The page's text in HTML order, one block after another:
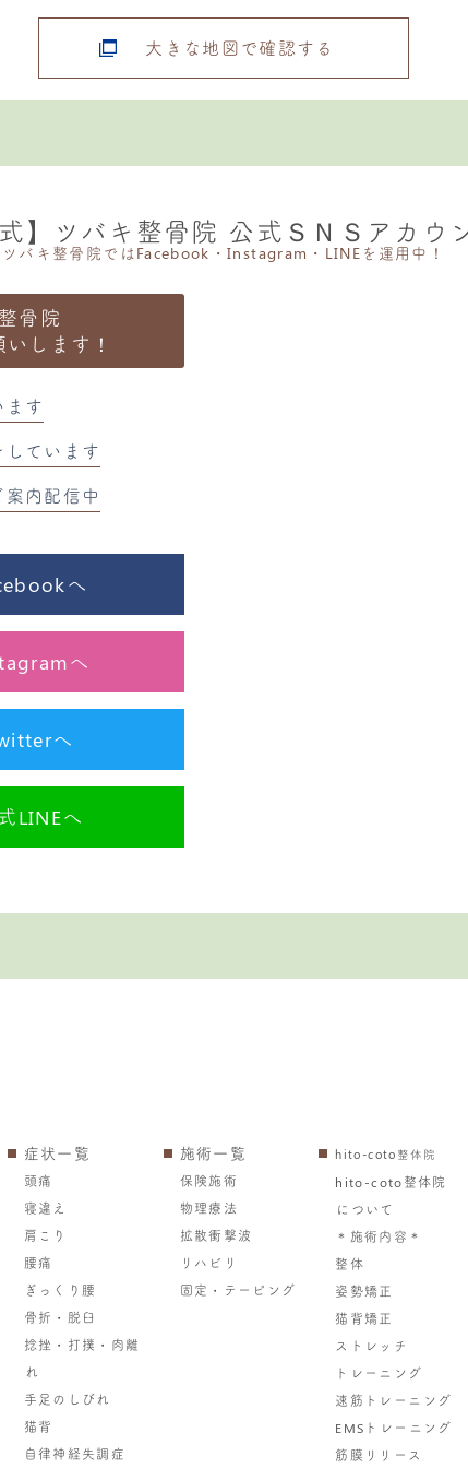
大きな地図で確認する
式】ツバキ整骨院 公式ＳＮＳアカウ
ツバキ整骨院ではFacebook・Instagram・LINEを運用中！
骨院
します！
す
ています
内配信中
へ
へ
へ
LINEへ
症状一覧
頭痛
寝違え
肩こり
腰痛
ぎっくり腰
骨折・脱臼
捻挫・打撲・肉離
れ
手足のしびれ
猫背
自律神経失調症
施術一覧
保険施術
物理療法
拡散衝撃波
リハビリ
固定・テーピング
hito-coto整体院
hito-coto整体院
について
＊施術内容＊
整体
姿勢矯正
猫背矯正
ストレッチ
トレーニング
速筋トレーニング
EMSトレーニング
筋膜リリース